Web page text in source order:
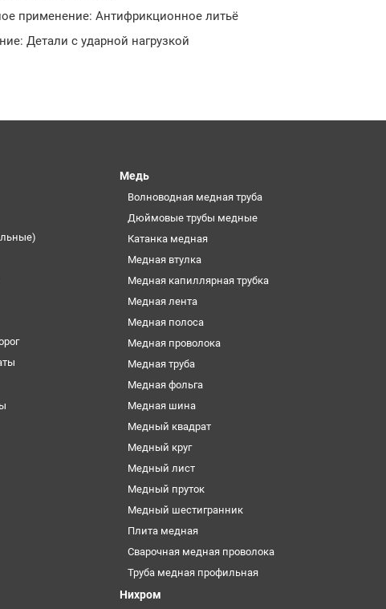
применение: Антифрикционное литьё
Детали с ударной нагрузкой
Медь
Волноводная медная труба
Дюймовые трубы медные
Катанка медная
Медная втулка
Медная капиллярная трубка
Медная лента
Медная полоса
Медная проволока
Медная труба
Медная фольга
Медная шина
Медный квадрат
Медный круг
Медный лист
Медный пруток
Медный шестигранник
Плита медная
Сварочная медная проволока
Труба медная профильная
Нихром